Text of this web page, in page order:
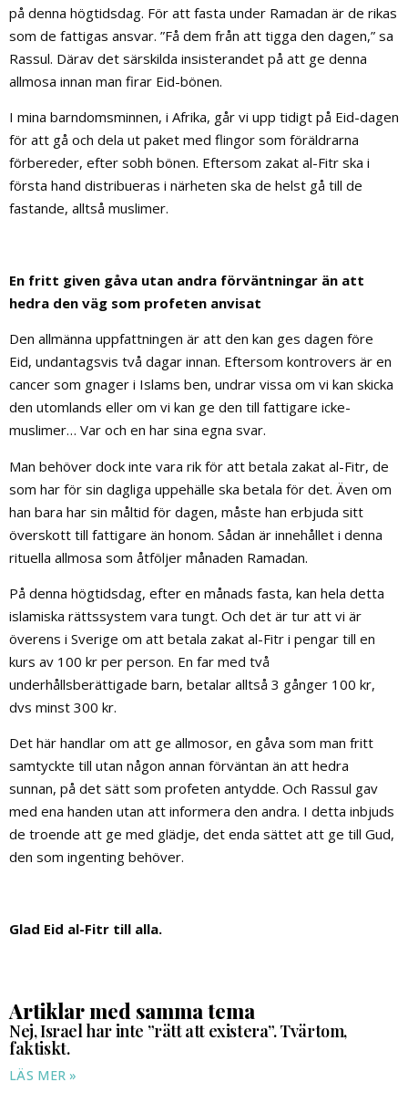
på denna högtidsdag. För att fasta under Ramadan är de rikas
som de fattigas ansvar. ”Få dem från att tigga den dagen,” sa
Rassul. Därav det särskilda insisterandet på att ge denna
allmosa innan man firar Eid-bönen.
I mina barndomsminnen, i Afrika, går vi upp tidigt på Eid-dagen
för att gå och dela ut paket med flingor som föräldrarna
förbereder, efter sobh bönen. Eftersom zakat al-Fitr ska i
första hand distribueras i närheten ska de helst gå till de
fastande, alltså muslimer.
En fritt given gåva utan andra förväntningar än att
hedra den väg som profeten anvisat
Den allmänna uppfattningen är att den kan ges dagen före
Eid, undantagsvis två dagar innan. Eftersom kontrovers är en
cancer som gnager i Islams ben, undrar vissa om vi kan skicka
den utomlands eller om vi kan ge den till fattigare icke-
muslimer… Var och en har sina egna svar.
Man behöver dock inte vara rik för att betala zakat al-Fitr, de
som har för sin dagliga uppehälle ska betala för det. Även om
han bara har sin måltid för dagen, måste han erbjuda sitt
överskott till fattigare än honom. Sådan är innehållet i denna
rituella allmosa som åtföljer månaden Ramadan.
På denna högtidsdag, efter en månads fasta, kan hela detta
islamiska rättssystem vara tungt. Och det är tur att vi är
överens i Sverige om att betala zakat al-Fitr i pengar till en
kurs av 100 kr per person. En far med två
underhållsberättigade barn, betalar alltså 3 gånger 100 kr,
dvs minst 300 kr.
Det här handlar om att ge allmosor, en gåva som man fritt
samtyckte till utan någon annan förväntan än att hedra
sunnan, på det sätt som profeten antydde. Och Rassul gav
med ena handen utan att informera den andra. I detta inbjuds
de troende att ge med glädje, det enda sättet att ge till Gud,
den som ingenting behöver.
Glad Eid al-Fitr till alla.
Artiklar med samma tema
Nej, Israel har inte ”rätt att existera”. Tvärtom,
faktiskt.
LÄS MER »